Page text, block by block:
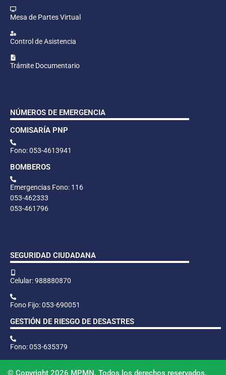
Mesa de Partes Virtual
Control de Asistencia
Trámite Documentario
NÚMEROS DE EMERGENCIA
COMISARÍA PNP
Fono: 053-4613941
BOMBEROS
Emergencias Fono: 116
053-462333
053-461796
SEGURIDAD CIUDADANA
Celular: 988880870
Fono Fijo: 053-690051
GESTIÓN DE RIESGO DE DESASTRES
Fono: 053-635379
© Copyright 2026 MPMN. Todos los derechos reservados.